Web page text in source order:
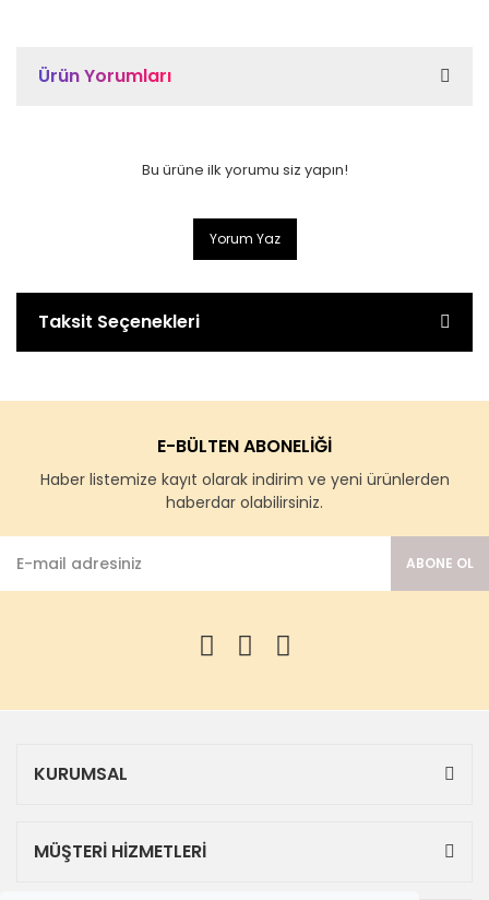
Ürün Yorumları
Bu ürüne ilk yorumu siz yapın!
Yorum Yaz
Taksit Seçenekleri
E-BÜLTEN ABONELİĞİ
Haber listemize kayıt olarak indirim ve yeni ürünlerden
haberdar olabilirsiniz.
ABONE OL
KURUMSAL
MÜŞTERİ HİZMETLERİ